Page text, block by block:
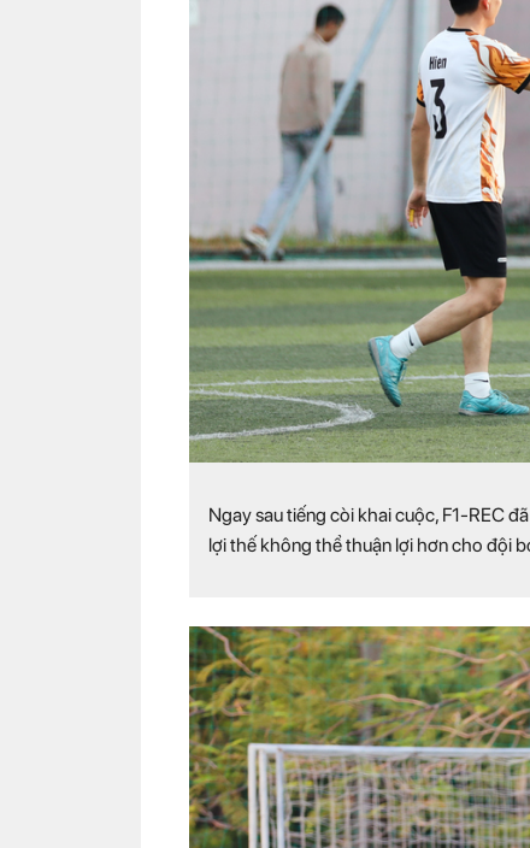
Ngay sau tiếng còi khai cuộc, F1-REC
lợi thế không thể thuận lợi hơn cho đội